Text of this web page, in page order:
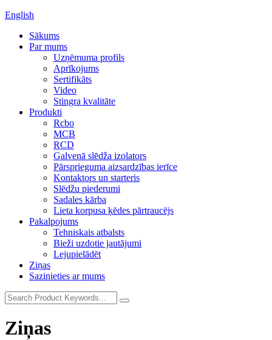
English
Sākums
Par mums
Uzņēmuma profils
Aprīkojums
Sertifikāts
Video
Stingra kvalitāte
Produkti
Rcbo
MCB
RCD
Galvenā slēdža izolators
Pārsprieguma aizsardzības ierīce
Kontaktors un starteris
Slēdžu piederumi
Sadales kārba
Lieta korpusa ķēdes pārtraucējs
Pakalpojums
Tehniskais atbalsts
Bieži uzdotie jautājumi
Lejupielādēt
Ziņas
Sazinieties ar mums
Ziņas